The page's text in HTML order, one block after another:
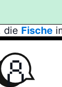
die Fische